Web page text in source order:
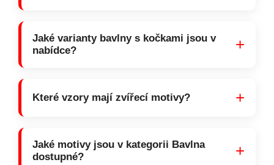
Jaké varianty bavlny s kočkami jsou v
nabídce?
+
Které vzory mají zvířecí motivy? +
Jaké motivy jsou v kategorii Bavlna
dostupné?
+